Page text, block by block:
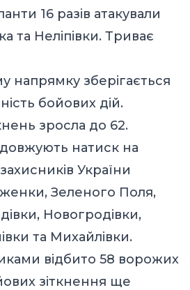
16 разів атакували
та Неліпівки. Триває
напрямку зберігається
бойових дій.
зросла до 62.
натиск на
України
Зеленого Поля,
Новогродівки,
та Михайлівки.
відбито 58 ворожих
зіткнення ще